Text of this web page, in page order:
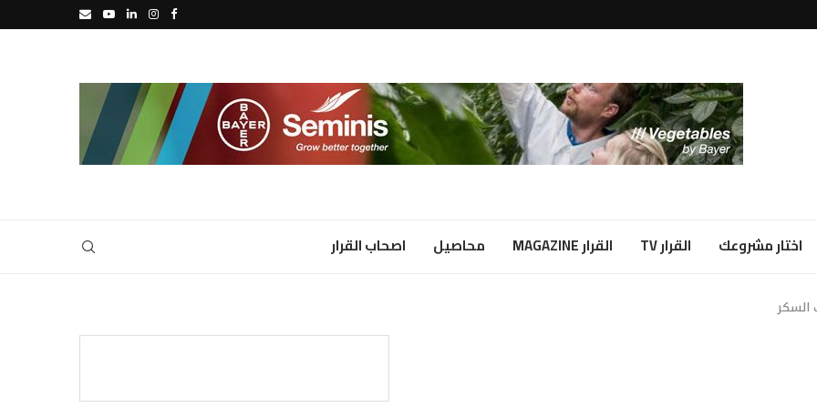
اختار مشروعك القرار TV القرار MAGAZINE محاصيل اصحاب القرار
السكر